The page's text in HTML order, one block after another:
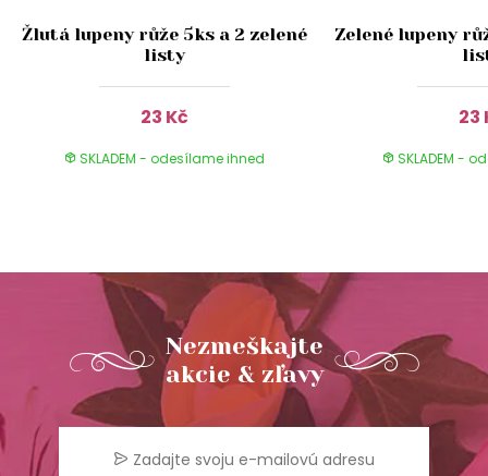
Žlutá lupeny růže 5ks a 2 zelené
listy
23 Kč
SKLADEM - odesílame ihned
Zelené lupeny
23
SKLADEM -
Nezmeškajte
akcie & zľavy